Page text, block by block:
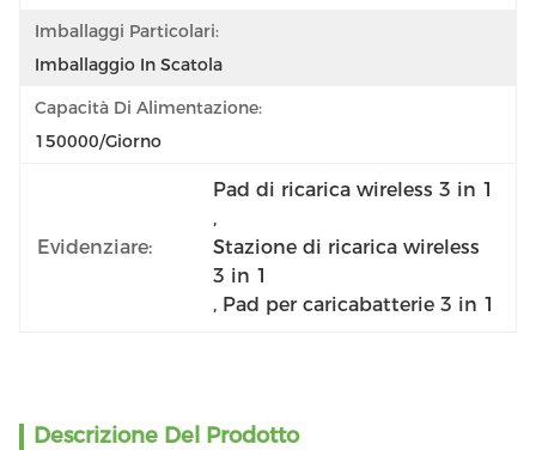
Imballaggi Particolari:
Imballaggio In Scatola
Capacità Di Alimentazione:
150000/Giorno
Evidenziare:
Pad di ricarica wireless 3 in 1
,
Stazione di ricarica wireless
3 in 1
, Pad per caricabatterie 3 in 1
Descrizione Del Prodotto